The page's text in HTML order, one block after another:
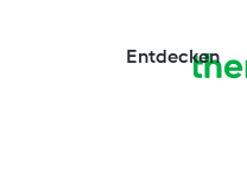
Entdecken